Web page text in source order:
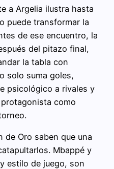
a Argelia ilustra hasta
puede transformar la
de ese encuentro, la
del pitazo final,
la tabla con
solo suma goles,
psicológico a rivales y
como
de Oro saben que una
Mbappé y
estilo de juego, son